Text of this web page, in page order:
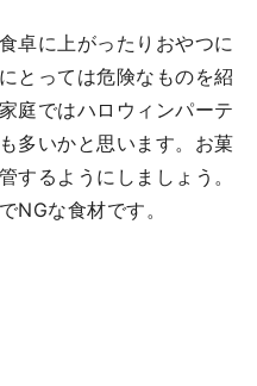
卓に上がったりおやつに
とっては危険なものを紹
庭ではハロウィンパーテ
多いかと思います。お菓
するようにしましょう。
NGな食材です。